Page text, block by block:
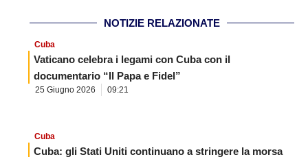
NOTIZIE RELAZIONATE
Cuba
Vaticano celebra i legami con Cuba con il
documentario “Il Papa e Fidel”
25 Giugno 2026 09:21
Cuba
Cuba: gli Stati Uniti continuano a stringere la morsa